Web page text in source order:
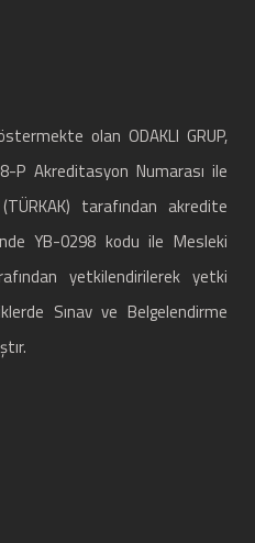
olan ODAKLI GRUP,
P Akreditasyon Numarası ile
tarafından akredite
YB-0298 kodu ile Mesleki
yetkilendirilerek yetki
Sınav ve Belgelendirme